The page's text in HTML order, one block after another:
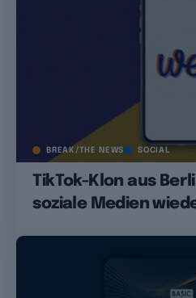
BREAK/THE NEWS SOCIAL
TikTok-Klon aus
soziale Medien